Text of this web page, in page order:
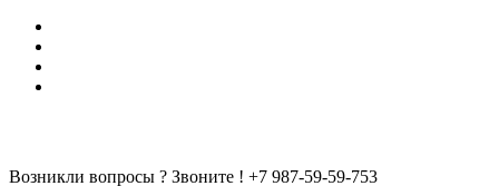
Возникли вопросы ? Звоните ! +7 987-59-59-753